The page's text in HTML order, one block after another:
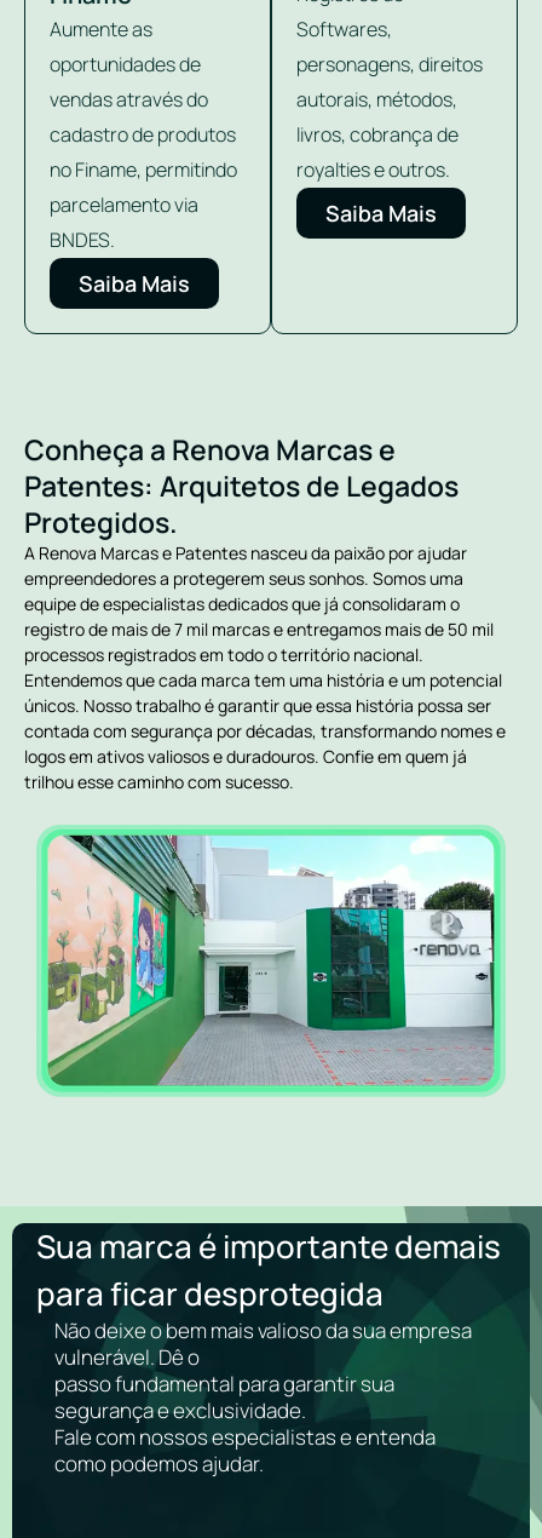
Aumente as
oportunidades de
vendas através do
cadastro de produtos
no Finame, permitindo
parcelamento via
BNDES.
Saiba Mais
Softwares,
personagens, direitos
autorais, métodos,
livros, cobrança de
royalties e outros.
Saiba Mais
Conheça a Renova Marcas e
Patentes: Arquitetos de Legados
Protegidos.
A Renova Marcas e Patentes nasceu da paixão por ajudar
empreendedores a protegerem seus sonhos. Somos uma
equipe de especialistas dedicados que já consolidaram o
registro de mais de 7 mil marcas e entregamos mais de 50 mil
processos registrados em todo o território nacional.
Entendemos que cada marca tem uma história e um potencial
únicos. Nosso trabalho é garantir que essa história possa ser
contada com segurança por décadas, transformando nomes e
logos em ativos valiosos e duradouros. Confie em quem já
trilhou esse caminho com sucesso.
Sua marca é importante demais
para ficar desprotegida
Não deixe o bem mais valioso da sua empresa
vulnerável. Dê o
passo fundamental para garantir sua
segurança e exclusividade.
Fale com nossos especialistas e entenda
como podemos ajudar.